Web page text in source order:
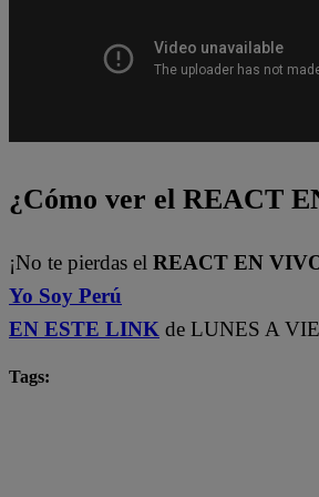
¿Cómo ver el REACT
¡No te pierdas el REACT EN
Yo Soy Perú
EN ESTE LINK de LUNES A
Tags: